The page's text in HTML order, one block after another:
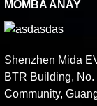
MOMBA ANAY
Shenzhen Mida
BTR Building,
Community,